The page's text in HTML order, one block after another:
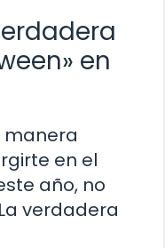
en
manera
en el
año, no
verdadera